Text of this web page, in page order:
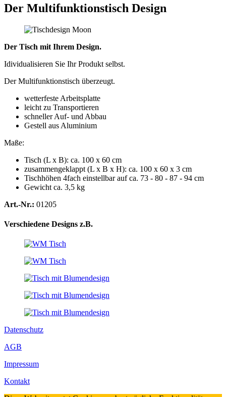
Der Multifunktionstisch Design
Der Tisch mit Ihrem Design.
Idividualisieren Sie Ihr Produkt selbst.
Der Multifunktionstisch überzeugt.
wetterfeste Arbeitsplatte
leicht zu Transportieren
schneller Auf- und Abbau
Gestell aus Aluminium
Maße:
Tisch (L x B): ca. 100 x 60 cm
zusammengeklappt (L x B x H): ca. 100 x 60 x 3 cm
Tischhöhen 4fach einstellbar auf ca. 73 - 80 - 87 - 94 cm
Gewicht ca. 3,5 kg
Art.-Nr.: 01205
Verschiedene Designs z.B.
Datenschutz
AGB
Impressum
Kontakt